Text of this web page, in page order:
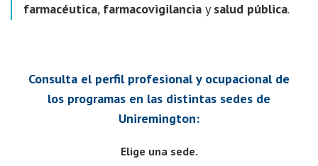
farmacéutica, farmacovigilancia y salud pública.
Consulta el perfil profesional y ocupacional de
los programas en las distintas sedes de
Uniremington:
Elige una sede.